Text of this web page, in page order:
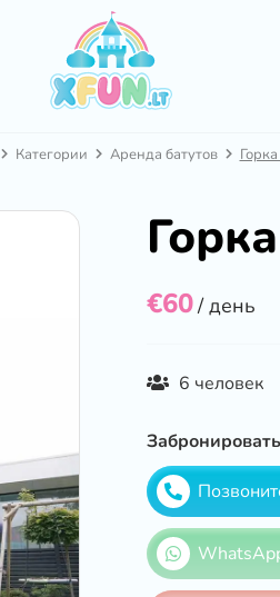
Категории Аренда батутов
€60/ день
6 человек